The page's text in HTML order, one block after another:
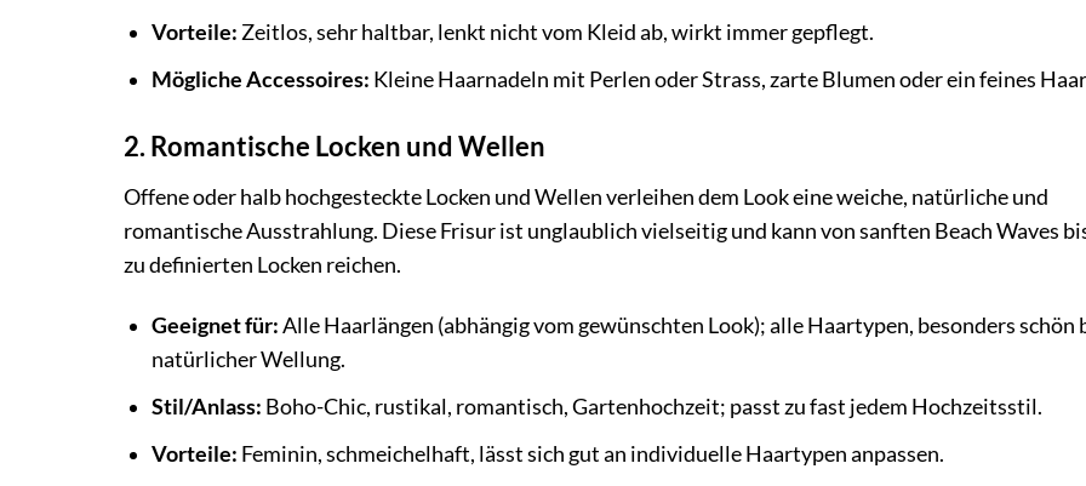
Vorteile: Zeitlos, sehr haltbar, lenkt nicht vom Kleid ab, wirkt immer gepflegt.
Mögliche Accessoires: Kleine Haarnadeln mit Perlen oder Strass, zarte Blumen oder ein feines
2. Romantische Locken und Wellen
Offene oder halb hochgesteckte Locken und Wellen verleihen dem Look eine weiche, natürliche und
romantische Ausstrahlung. Diese Frisur ist unglaublich vielseitig und kann von sanften Beach Waves
zu definierten Locken reichen.
Geeignet für:Alle Haarlängen (abhängig vom gewünschten Look); alle Haartypen, besonders schön
natürlicher Wellung.
Stil/Anlass: Boho-Chic, rustikal, romantisch, Gartenhochzeit; passt zu fast jedem Hochzeitsstil.
Vorteile: Feminin, schmeichelhaft, lässt sich gut an individuelle Haartypen anpassen.